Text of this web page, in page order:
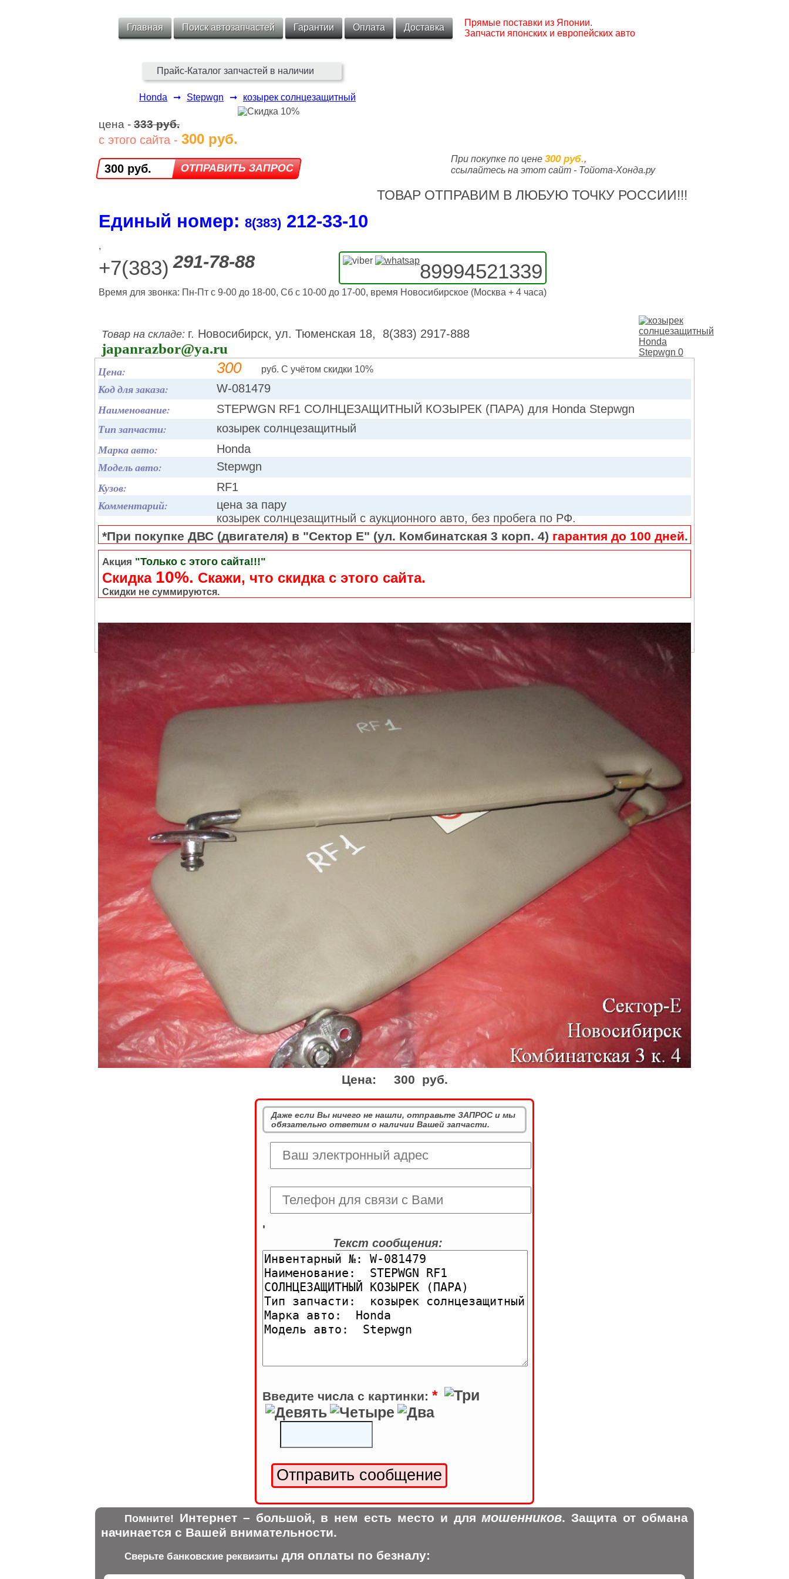
Главная Поиск автозапчастей Гарантии Оплата Доставка
Прямые поставки из Японии.
Запчасти японских и европейских авто
Прайс-Каталог запчастей в наличии
Honda ➞ Stepwgn ➞ козырек солнцезащитный
цена - 333 руб.
с этого сайта - 300 руб.
300 руб.
При покупке по цене 300 руб.,
ссылайтесь на этот сайт - Тойота-Хонда.ру
ТОВАР ОТПРАВИМ В ЛЮБУЮ ТОЧКУ РОССИИ!!!
Единый номер: 8(383) 212‑33‑10
,
+7(383) 291-78-88 89994521339
Время для звонка: Пн-Пт с 9-00 до 18-00, Сб с 10-00 до 17-00, время Новосибирское (Москва + 4 часа)
Товар на складе: г. Новосибирск, ул. Тюменская 18, 8(383) 2917-888
japanrazbor@ya.ru
Цена: 300 руб. С учётом скидки 10%
Код для заказа: W-081479
Наименование: STEPWGN RF1 СОЛНЦЕЗАЩИТНЫЙ КОЗЫРЕК (ПАРА) для Honda Stepwgn
Тип запчасти: козырек солнцезащитный
Марка авто: Honda
Модель авто: Stepwgn
Кузов: RF1
Комментарий:
цена за пару
козырек солнцезащитный с аукционного авто, без пробега по РФ.
*При покупке ДВС (двигателя) в "Сектор Е" (ул. Комбинатская 3 корп. 4) гарантия до 100 дней.
Акция "Только с этого сайта!!!"
Скидка 10%. Cкажи, что скидка с этого сайта.
Скидки не суммируются.
Цена: 300 руб.
Даже если Вы ничего не нашли, отправьте ЗАПРОС и мы
обязательно ответим о наличии Вашей запчасти.
'
Текст сообщения:
Введите числа с картинки: *
Помните! Интернет – большой, в нем есть место и для мошенников. Защита от обмана
начинается с Вашей внимательности.
Сверьте банковские реквизиты для оплаты по безналу: